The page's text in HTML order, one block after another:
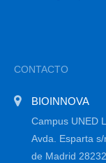
CONTACTO
BIOINNOVA
Campus UNED
Avda. Esparta
de Madrid 28232